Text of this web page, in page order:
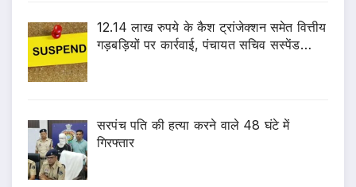
12.14 लाख रुपये के कैश ट्रांजेक्शन समेत वित्तीय
गड़बड़ियों पर कार्रवाई, पंचायत सचिव सस्पेंड…
सरपंच पति की हत्या करने वाले 48 घंटे में
गिरफ्तार